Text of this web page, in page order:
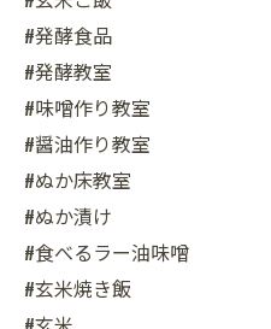
#発酵食品
#発酵教室
#味噌作り教室
#醤油作り教室
#ぬか床教室
#ぬか漬け
#食べるラー油味噌
#玄米焼き飯